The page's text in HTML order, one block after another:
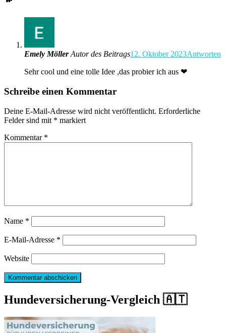
Emely Möller Autor des Beitrags12. Oktober 2023Antworten
Sehr cool und eine tolle Idee ,das probier ich aus ❤
Schreibe einen Kommentar
Deine E-Mail-Adresse wird nicht veröffentlicht. Erforderliche
Felder sind mit * markiert
Kommentar *
Name *
E-Mail-Adresse *
Website
Hundeversicherung-Vergleich 🇦🇹